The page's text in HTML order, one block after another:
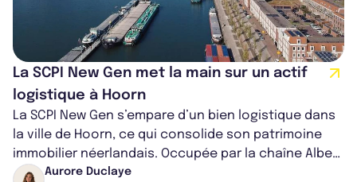
La SCPI New Gen met la main sur un actif
logistique à Hoorn
La SCPI New Gen s’empare d’un bien logistique dans
la ville de Hoorn, ce qui consolide son patrimoine
immobilier néerlandais. Occupée par la chaîne Albert
Heijn, l’actif affiche un...
Aurore Duclaye